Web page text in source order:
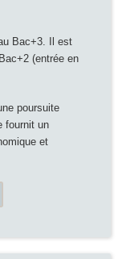
Bac+3. Il est
(entrée en
poursuite
fournit un
et